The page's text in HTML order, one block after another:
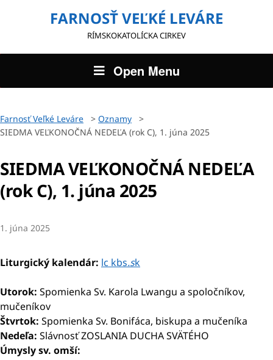
FARNOSŤ VEĽKÉ LEVÁRE
RÍMSKOKATOLÍCKA CIRKEV
Open Menu
Farnosť Veľké Leváre > Oznamy
>
SIEDMA VEĽKONOČNÁ NEDEĽA (rok C), 1. júna 2025
SIEDMA VEĽKONOČNÁ NEDEĽA
(rok C), 1. júna 2025
1. júna 2025
Liturgický kalendár: lc kbs.sk
Utorok: Spomienka Sv. Karola Lwangu a spoločníkov,
mučeníkov
Štvrtok: Spomienka Sv. Bonifáca, biskupa a mučeníka
Nedeľa: Slávnosť ZOSLANIA DUCHA SVÄTÉHO
Úmysly sv. omší: